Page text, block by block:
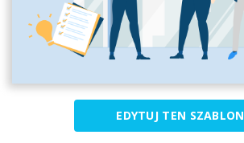
EDYTUJ TEN SZABLON